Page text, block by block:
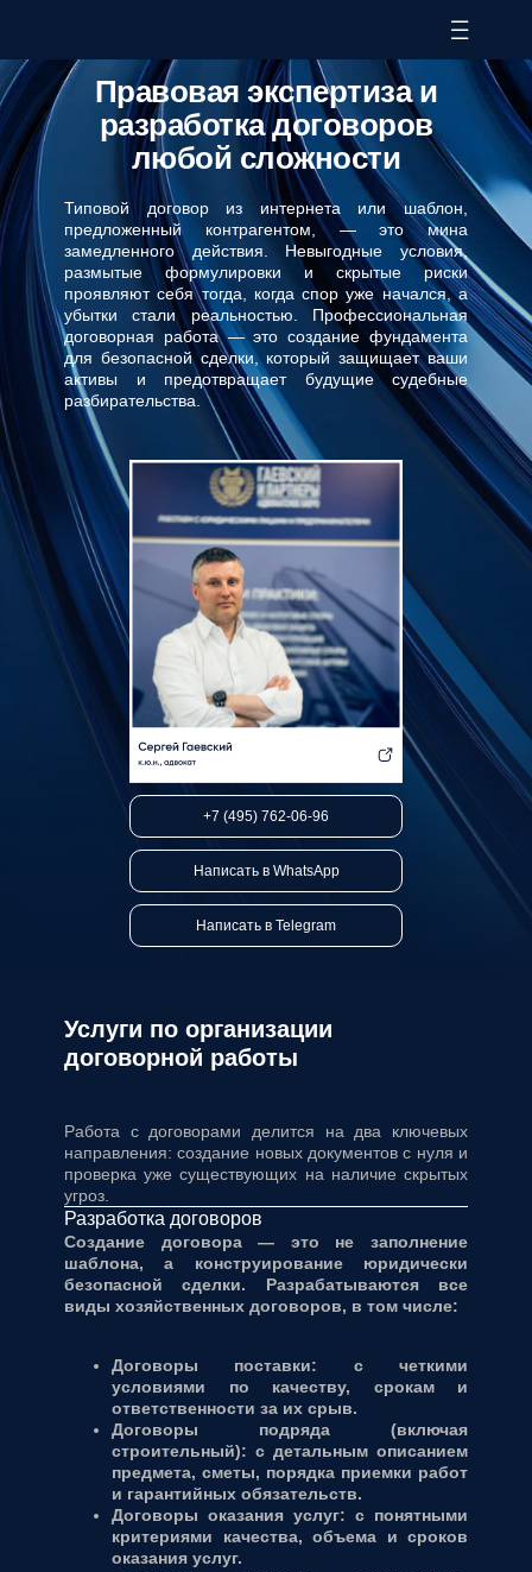
Типовой договор из интернета или шаблон,
предложенный контрагентом, — это мина
замедленного действия. Невыгодные условия,
размытые формулировки и скрытые риски
проявляют себя тогда, когда спор уже начался, а
убытки стали реальностью. Профессиональная
договорная работа — это создание фундамента
для безопасной сделки, который защищает ваши
активы и предотвращает будущие судебные
разбирательства.
Правовая экспертиза и
разработка договоров
любой сложности
Написать в Telegram
Написать в WhatsApp
+7 (495) 762-06-96
Услуги по организации
договорной работы
Работа с договорами делится на два ключевых
направления: создание новых документов с нуля и
проверка уже существующих на наличие скрытых
угроз.
Разработка договоров
Создание договора — это не заполнение
шаблона, а конструирование юридически
безопасной сделки. Разрабатываются все
виды хозяйственных договоров, в том числе:
Договоры поставки: с четкими
условиями по качеству, срокам и
ответственности за их срыв.
Договоры подряда (включая
строительный): с детальным описанием
предмета, сметы, порядка приемки работ
и гарантийных обязательств.
Договоры оказания услуг: с понятными
критериями качества, объема и сроков
оказания услуг.